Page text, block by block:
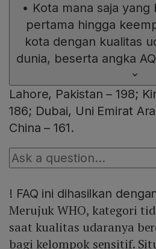
• Kota mana saja
pertama hingga
kota dengan kualitas
dunia, beserta angka
Lahore, Pakistan – 198;
186; Dubai, Uni Emirat
China – 161.
! FAQ ini dihasilkan
Merujuk WHO, kategori
saat kualitas udaranya
bagi kelompok sensitif.